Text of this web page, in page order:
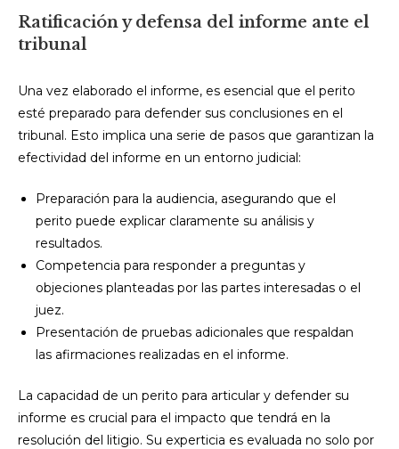
Ratificación y defensa del informe ante el
tribunal
Una vez elaborado el informe, es esencial que el perito
esté preparado para defender sus conclusiones en el
tribunal. Esto implica una serie de pasos que garantizan la
efectividad del informe en un entorno judicial:
Preparación para la audiencia, asegurando que el
perito puede explicar claramente su análisis y
resultados.
Competencia para responder a preguntas y
objeciones planteadas por las partes interesadas o el
juez.
Presentación de pruebas adicionales que respaldan
las afirmaciones realizadas en el informe.
La capacidad de un perito para articular y defender su
informe es crucial para el impacto que tendrá en la
resolución del litigio. Su experticia es evaluada no solo por